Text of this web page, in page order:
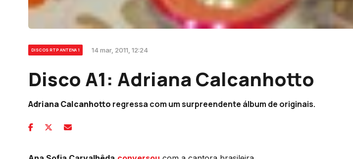
DISCOS RTP ANTENA 1 14 mar, 2011, 12:24
Disco A1: Adriana Calcanhotto
Adriana Calcanhotto regressa com um surpreendente álbum de originais.